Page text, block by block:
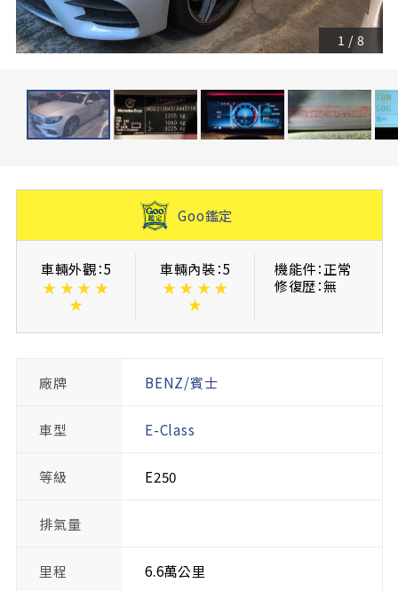
1 / 8
Goo鑑定
車輛外觀：5
★ ★ ★ ★
★
車輛內裝：5
★ ★ ★ ★
★
機能件：正常
修復歴：無
廠牌 BENZ/賓士
車型 E-Class
等級 E250
排氣量
里程 6.6萬公里